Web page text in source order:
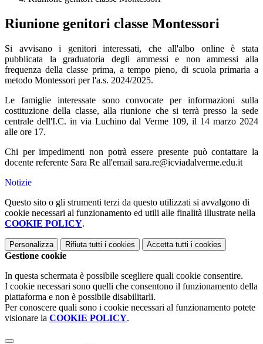
Riunione genitori classe Montessori
Si avvisano i genitori interessati, che all'albo online è stata
pubblicata la graduatoria degli ammessi e non ammessi alla
frequenza della classe prima, a tempo pieno, di scuola primaria a
metodo Montessori per l'a.s. 2024/2025.
Le famiglie interessate sono convocate per informazioni sulla
costituzione della classe, alla riunione che si terrà presso la sede
centrale dell'I.C. in via Luchino dal Verme 109, il 14 marzo 2024
alle ore 17.
Chi per impedimenti non potrà essere presente può contattare la
docente referente Sara Re all'email sara.re@icviadalverme.edu.it
Notizie
Questo sito o gli strumenti terzi da questo utilizzati si avvalgono di
cookie necessari al funzionamento ed utili alle finalità illustrate nella
COOKIE POLICY.
Personalizza Rifiuta tutti i cookies Accetta tutti i cookies
Gestione cookie
In questa schermata è possibile scegliere quali cookie consentire.
I cookie necessari sono quelli che consentono il funzionamento della
piattaforma e non è possibile disabilitarli.
Per conoscere quali sono i cookie necessari al funzionamento potete
visionare la COOKIE POLICY.